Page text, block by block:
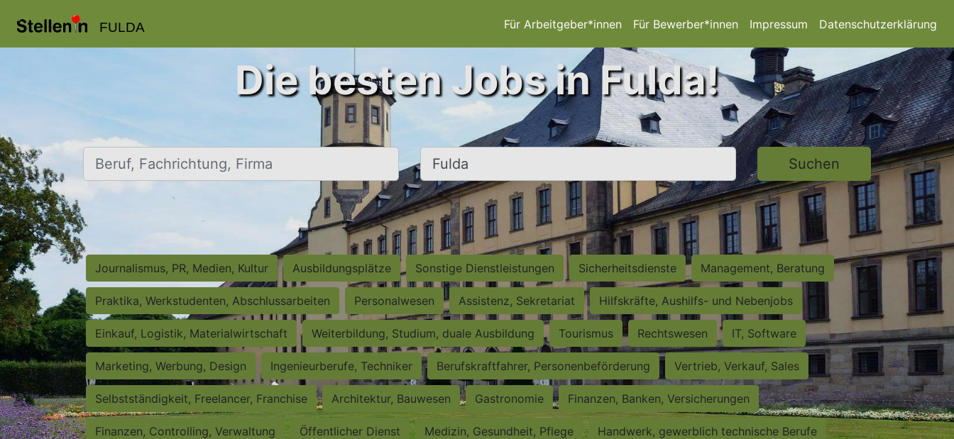
FULDA Für Arbeitgeber*innen Für Bewerber*innen Impressum Datenschutzerklärung
Die besten Jobs in Fulda!
Beruf, Fachrichtung, Firma Ort, Stadt Suchen
Journalismus, PR, Medien, Kultur Ausbildungsplätze Sonstige Dienstleistungen Sicherheitsdienste Management, Beratung
Praktika, Werkstudenten, Abschlussarbeiten Personalwesen Assistenz, Sekretariat Hilfskräfte, Aushilfs- und Nebenjobs
Einkauf, Logistik, Materialwirtschaft Weiterbildung, Studium, duale Ausbildung Tourismus Rechtswesen IT, Software
Marketing, Werbung, Design Ingenieurberufe, Techniker Berufskraftfahrer, Personenbeförderung Vertrieb, Verkauf, Sales
Selbstständigkeit, Freelancer, Franchise Architektur, Bauwesen Gastronomie Finanzen, Banken, Versicherungen
Finanzen, Controlling, Verwaltung Öffentlicher Dienst Medizin, Gesundheit, Pflege Handwerk, gewerblich technische Berufe